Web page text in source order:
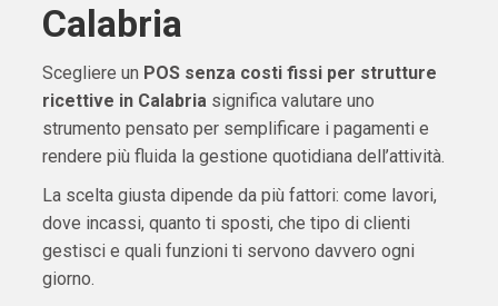
Calabria
Scegliere un POS senza costi fissi per strutture
ricettive in Calabriasignifica valutare uno
strumento pensato per semplificare i pagamenti e
rendere più fluida la gestione quotidiana dell’attività.
La scelta giusta dipende da più fattori: come lavori,
dove incassi, quanto ti sposti, che tipo di clienti
gestisci e quali funzioni ti servono davvero ogni
giorno.